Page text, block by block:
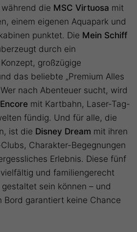
die MSC Virtuosa mit
einem eigenen Aquapark und
punktet. Die Mein Schiff
durch ein
großzügige
das beliebte „Premium Alles
nach Abenteuer sucht, wird
mit Kartbahn, Laser-Tag-
fündig. Und für alle, die
ist die Disney Dream mit ihren
Charakter-Begegnungen
Erlebnis. Diese fünf
und familiengerecht
sein können – und
Bord garantiert keine Chance